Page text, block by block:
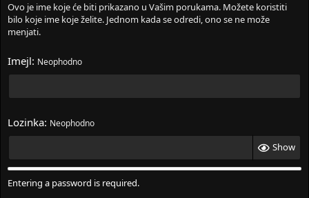
Ovo je ime koje će biti prikazano u Vašim porukama. Možete koristiti
bilo koje ime koje želite. Jednom kada se odredi, ono se ne može
menjati.
Imejl Neophodno
Lozinka Neophodno
Show
Entering a password is required.